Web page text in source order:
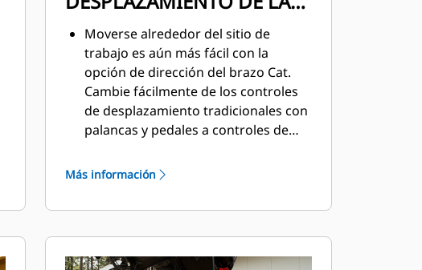
DIRECCIÓN DEL BRAZO
Moverse alrededor del sitio de
trabajo es aún más fácil con la
opción de dirección del brazo Cat.
Cambie fácilmente de los controles
de desplazamiento tradicionales con
palancas y pedales a controles de
un botón. El beneficio de menos
alcance de las manos.
Más información